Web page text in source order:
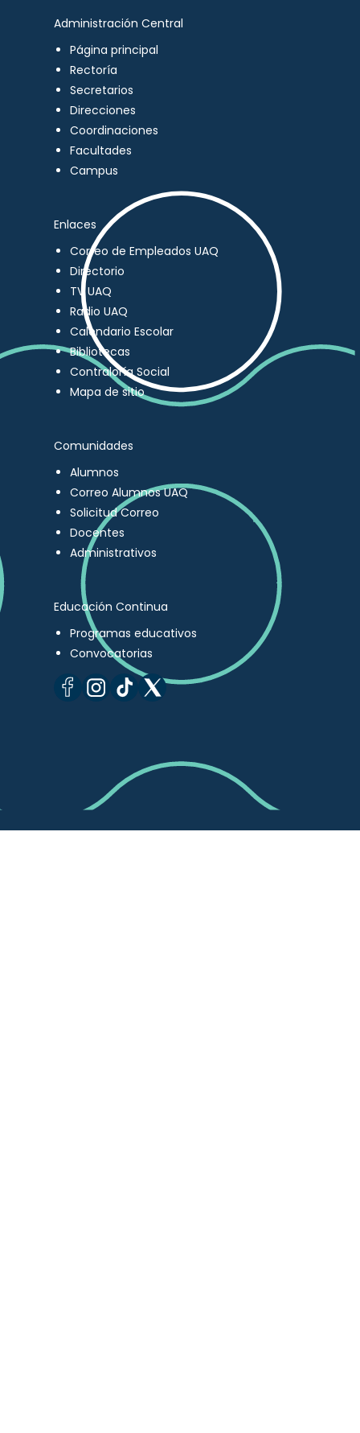
Administración Central
Página principal
Rectoría
Secretarios
Direcciones
Coordinaciones
Facultades
Campus
Enlaces
Correo de Empleados UAQ
Directorio
TV UAQ
Radio UAQ
Calendario Escolar
Bibliotecas
Contraloría Social
Mapa de sitio
Comunidades
Alumnos
Correo Alumnos UAQ
Solicitud Correo
Docentes
Administrativos
Educación Continua
Programas educativos
Convocatorias